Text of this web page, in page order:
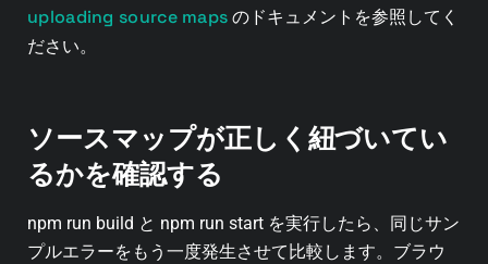
uploading source maps のドキュメントを参照してく
ださい。
ソースマップが正しく紐づいてい
るかを確認する
npm run build と npm run start を実行したら、同じサン
プルエラーをもう一度発生させて比較します。ブラウ